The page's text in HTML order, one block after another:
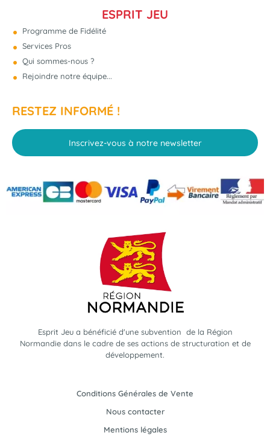
ESPRIT JEU
Programme de Fidélité
Services Pros
Qui sommes-nous ?
Rejoindre notre équipe...
RESTEZ INFORMÉ !
Inscrivez-vous à notre newsletter
Esprit Jeu a bénéficié d'une subvention de la Région
Normandie dans le cadre de ses actions de structuration et de
développement.
Conditions Générales de Vente
Nous contacter
Mentions légales